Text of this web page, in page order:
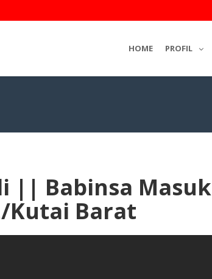
HOME PROFIL
|| Babinsa Masuk
Kutai Barat